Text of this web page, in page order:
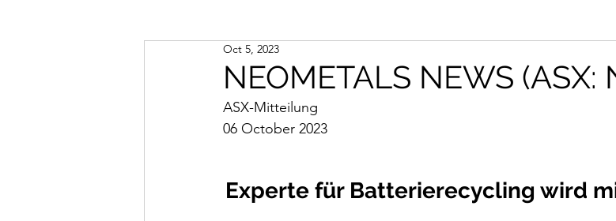
NEOMETALS NEWS (ASX:
Oct 5, 2023
ASX-Mitteilung
06 October 2023
Experte für Batterierecycling wird